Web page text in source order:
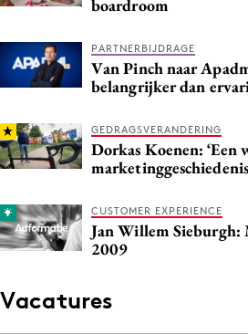
boardroom
PARTNERBIJDRAGE
Van Pinch naar
belangrijker dan
GEDRAGSVERANDERING
Dorkas Koenen:
CUSTOMER EXPERIENCE
Jan Willem Sieburgh:
2009
Vacatures